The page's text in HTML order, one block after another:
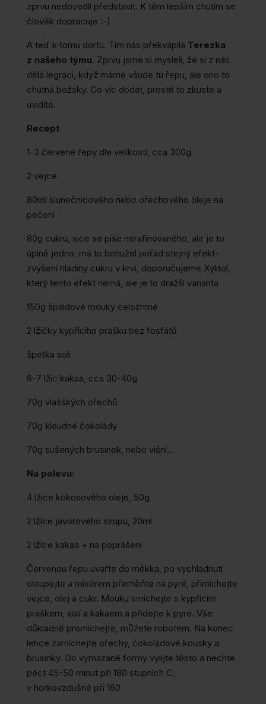
zprvu nedovedli představit. K těm lepším chutím se
člověk dopracuje :-)
A teď k tomu dortu. Tím nás překvapila Terezka
z našeho týmu. Zprvu jsme si mysleli, že si z nás
dělá legraci, když máme všude tu řepu, ale ono to
chutná božsky. Co víc dodat, prostě to zkuste a
uvidíte.
Recept
1-3 červené řepy dle velikosti, cca 300g
2 vejce
80ml slunečnicového nebo ořechového oleje na
pečení
80g cukru, sice se píše nerafinovaného, ale je to
úplně jedno, má to bohužel pořád stejný efekt-
zvýšení hladiny cukru v krvi, doporučujeme Xylitol,
který tento efekt nemá, ale je to dražší varianta
150g špaldové mouky celozrnné
2 lžičky kypřícího prášku bez fosfátů
špetka soli
6-7 lžic kakaa, cca 30-40g
70g vlašských ořechů
70g kloudné čokolády
70g sušených brusinek, nebo višní…
Na polevu:
4 lžíce kokosového oleje, 50g
2 lžíce javorového sirupu, 20ml
2 lžíce kakaa + na poprášení
Červenou řepu uvařte do měkka, po vychladnutí
oloupejte a mixérem přeměňte na pyré, přimíchejte
vejce, olej a cukr. Mouku smíchejte s kypřícím
práškem, solí a kakaem a přidejte k pyré. Vše
důkladně promíchejte, můžete robotem. Na konec
lehce zamíchejte ořechy, čokoládové kousky a
brusinky. Do vymazané formy vylijte těsto a nechte
péct 45-50 minut při 180 stupních C,
v horkovzdušné při 160.